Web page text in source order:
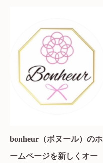
bonheur（ボヌール）のホ
ームページを新しくオー